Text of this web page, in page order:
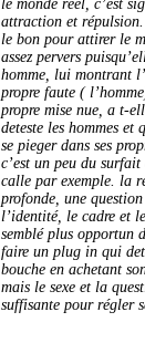
le monde réel, c’est
attraction et répulsion.
le bon pour attirer le
assez pervers
homme, lui montrant
propre faute (
propre mise nue, a t-
deteste les hommes
se pieger dans ses
c’est un peu du
calle par exemple. la
profonde, une
l’identité, le cadre et
semblé plus opportun
faire un plug in qui
bouche en achetant
mais le sexe et la
suffisante pour régler